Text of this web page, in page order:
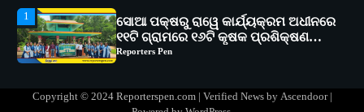
2
ସୋଆର ୨୦ତମ ପ୍ରତିଷ୍ଠା ଦିବସରେ
ବିଶ୍ୱବିଦ୍ୟାଳୟର ସଫଳତା, ଉତ୍କର୍ଷତା ଓ
ଅଗ୍ରଗତିର ସ୍ମୃତିଚାରଣ
Reporters Pen
ମାନନ୍ତି: ସୋଆ ଉପସଭାପତି
Copyright © 2024 Reporterspen.com | Verified News by Ascendoor|